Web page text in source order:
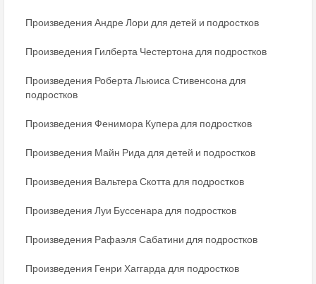
Произведения Андре Лори для детей и подростков
Произведения Гилберта Честертона для подростков
Произведения Роберта Льюиса Стивенсона для
подростков
Произведения Фенимора Купера для подростков
Произведения Майн Рида для детей и подростков
Произведения Вальтера Скотта для подростков
Произведения Луи Буссенара для подростков
Произведения Рафаэля Сабатини для подростков
Произведения Генри Хаггарда для подростков